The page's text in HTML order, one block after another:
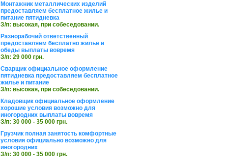
Монтажник металлических изделий
предоставляем бесплатное жилье и
питание пятидневка
З/п: высокая, при собеседовании.
Разнорабочий ответственный
предоставляем бесплатно жилье и
обеды выплаты вовремя
З/п: 29 000 грн.
Сварщик официальное оформление
пятидневка предоставляем бесплатное
жилье и питание
З/п: высокая, при собеседовании.
Кладовщик официальное оформление
хорошие условия возможно для
иногородних выплаты вовремя
З/п: 30 000 - 35 000 грн.
Грузчик полная занятость комфортные
условия официально возможно для
иногородних
З/п: 30 000 - 35 000 грн.